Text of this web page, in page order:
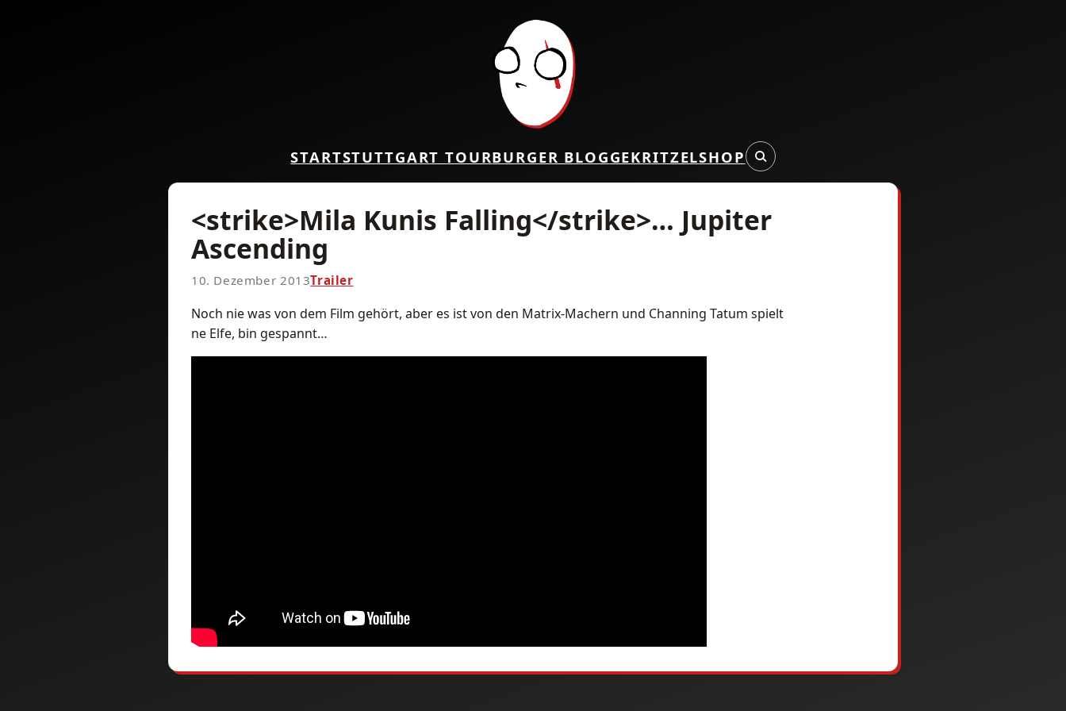
STARTSTUTTGART TOURBURGER BLOGGEKRITZELSHOP
<strike>Mila Kunis Falling</strike>… Jupiter
Ascending
10. Dezember 2013Trailer
Noch nie was von dem Film gehört, aber es ist von den Matrix-Machern und Channing Tatum spielt
ne Elfe, bin gespannt…